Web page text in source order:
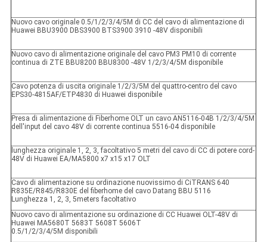
Nuovo cavo originale 0.5/1/2/3/4/5M di CC del cavo di alimentazione di
Huawei BBU3900 DBS3900 BTS3900 3910 -48V disponibili
Nuovo cavo di alimentazione originale del cavo PM3 PM10 di corrente
continua di ZTE BBU8200 BBU8300 -48V 1/2/3/4/5M disponibile
Cavo potenza di uscita originale 1/2/3/5M del quattro-centro del cavo
EPS30-4815AF/ETP4830 di Huawei disponibile
Presa di alimentazione di Fiberhome OLT un cavo AN5116-04B 1/2/3/4/5M
dell'input del cavo 48V di corrente continua 5516-04 disponibile
lunghezza originale 1, 2, 3, facoltativo 5 metri del cavo di CC di potere cord-
48V di Huawei EA/MA5800 x7 x15 x17 OLT
Cavo di alimentazione su ordinazione nuovissimo di CiTRANS 640
R835E/R845/R830E del fiberhome del cavo Datang BBU 5116
Lunghezza 1, 2, 3, 5meters facoltativo
Nuovo cavo di alimentazione su ordinazione di CC Huawei OLT-48V di
Huawei MA5680T 5683T 5608T 5606T
0.5/1/2/3/4/5M disponibili